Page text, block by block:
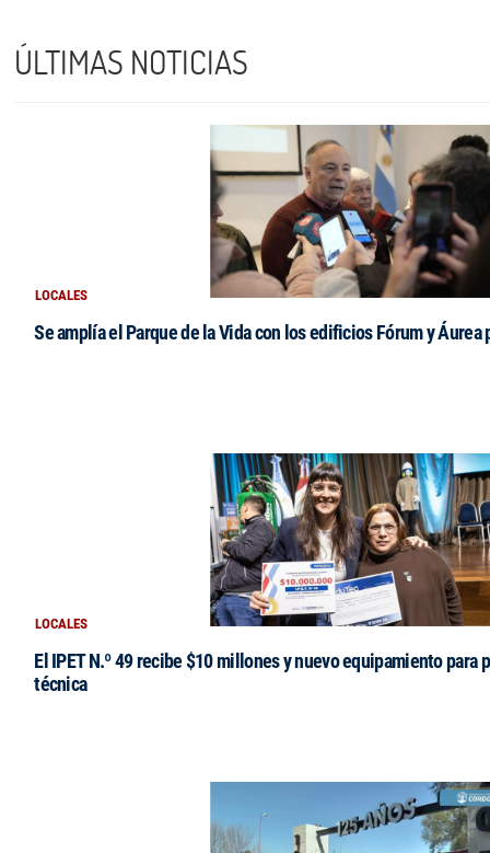
ÚLTIMAS NOTICIAS
LOCALES
Se amplía el Parque de la Vida con los edificios Fórum y
LOCALES
El IPET N.º 49 recibe $10 millones y nuevo equipamiento para
técnica